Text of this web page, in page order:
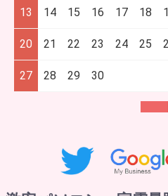
13 14 15 16 17 18
20 21 22 23 24 25
27 28 29 30